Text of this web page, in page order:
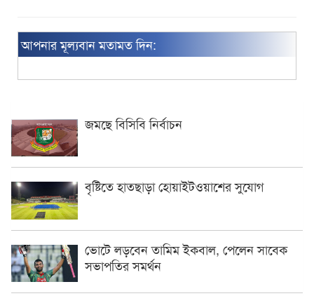
আপনার মূল্যবান মতামত দিন:
জমছে বিসিবি নির্বাচন
বৃষ্টিতে হাতছাড়া হোয়াইটওয়াশের সুযোগ
ভোটে লড়বেন তামিম ইকবাল, পেলেন সাবেক
সভাপতির সমর্থন